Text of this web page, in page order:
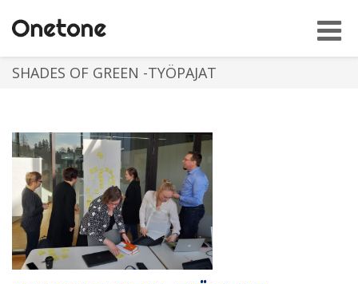
SHADES OF GREEN -TYÖPAJAT